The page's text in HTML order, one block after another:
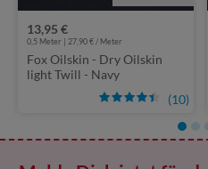
(10)
13,95 €
0,5 Meter | 27,90 € / Meter
Fox Oilskin - Dry Oilskin
light Twill - Navy